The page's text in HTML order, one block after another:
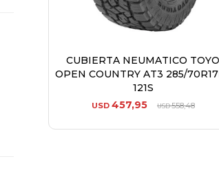
CUBIERTA NEUMATICO TOYO
OPEN COUNTRY AT3 285/
121S
USD 457,95 USD558,48